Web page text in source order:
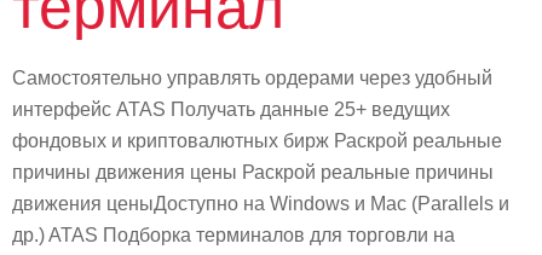
Самостоятельно управлять ордерами через удобный
интерфейс ATAS Получать данные 25+ ведущих
фондовых и криптовалютных бирж Раскрой реальные
причины движения цены Раскрой реальные причины
движения ценыДоступно на Windows и Mac (Parallels и
др.) ATAS Подборка терминалов для торговли на